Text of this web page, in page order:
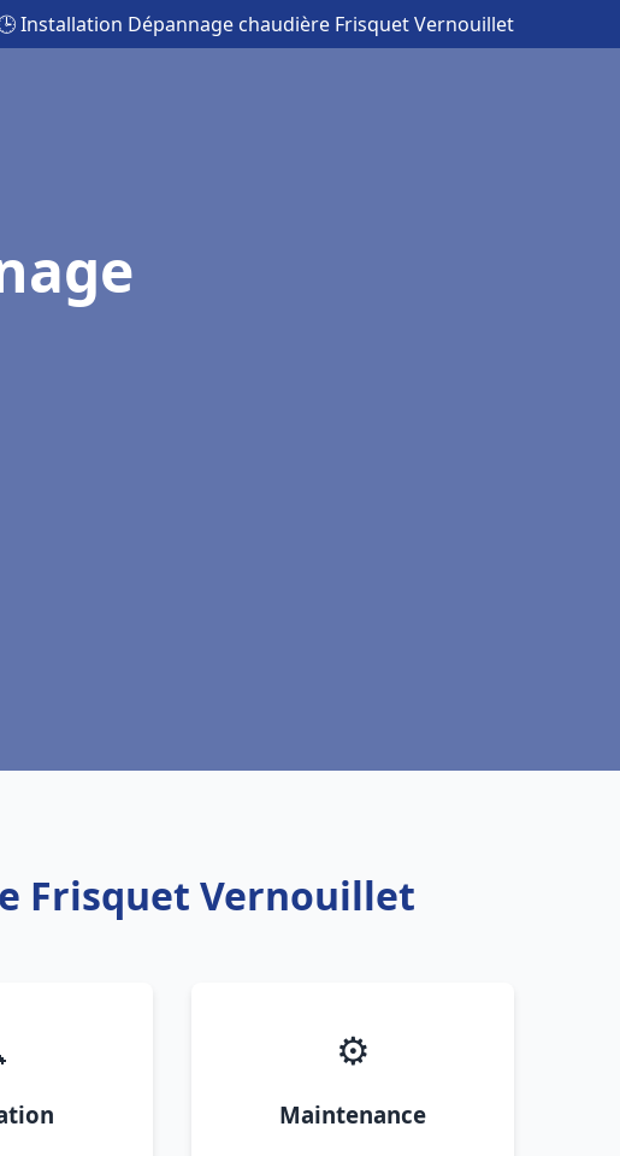
Installation Dépannage chaudière Frisquet Vernouillet
Frisquet Vernouillet
⚙️
Maintenance